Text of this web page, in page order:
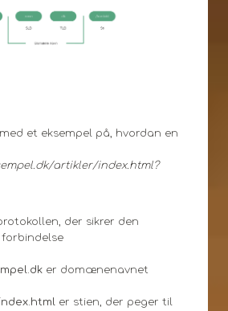
et eksempel på, hvordan en
artikler/index.html?
der sikrer den
er domænenavnet
er stien, der peger til